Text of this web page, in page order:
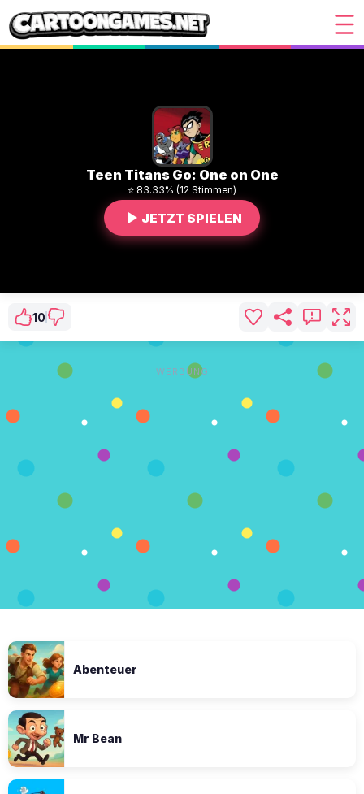
Teen Titans Go: One on One
⭐ 83.33% (12 Stimmen)
JETZT SPIELEN
10
WERBUNG
Abenteuer
Mr Bean